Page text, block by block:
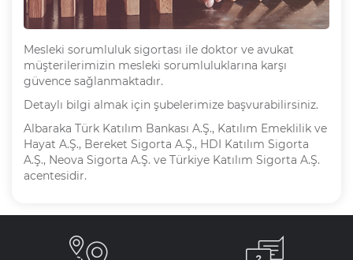
Mesleki sorumluluk sigortası ile doktor ve avukat
müşterilerimizin mesleki sorumluluklarına karşı
güvence sağlanmaktadır.
Detaylı bilgi almak için şubelerimize başvurabilirsiniz.
Albaraka Türk Katılım Bankası A.Ş., Katılım Emeklilik ve
Hayat A.Ş., Bereket Sigorta A.Ş., HDI Katılım Sigorta
A.Ş., Neova Sigorta A.Ş. ve Türkiye Katılım Sigorta A.Ş.
acentesidir.